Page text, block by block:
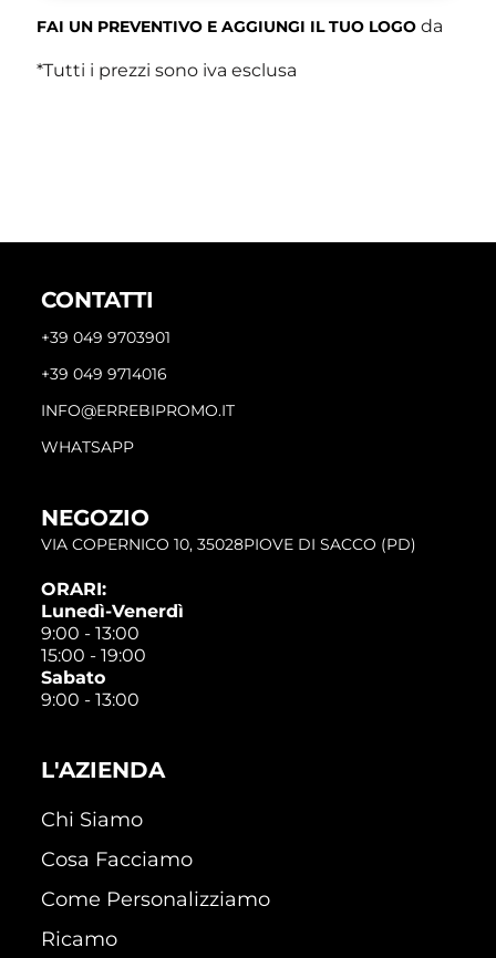
FAI UN PREVENTIVO E AGGIUNGI IL TUO LOGO da
*Tutti i prezzi sono iva esclusa
CONTATTI
+39 049 9703901
+39 049 9714016
INFO@ERREBIPROMO.IT
WHATSAPP
NEGOZIO
VIA COPERNICO 10, 35028PIOVE DI SACCO (PD)
ORARI:
Lunedì-Venerdì
9:00 - 13:00
15:00 - 19:00
Sabato
9:00 - 13:00
L'AZIENDA
Chi Siamo
Cosa Facciamo
Come Personalizziamo
Ricamo